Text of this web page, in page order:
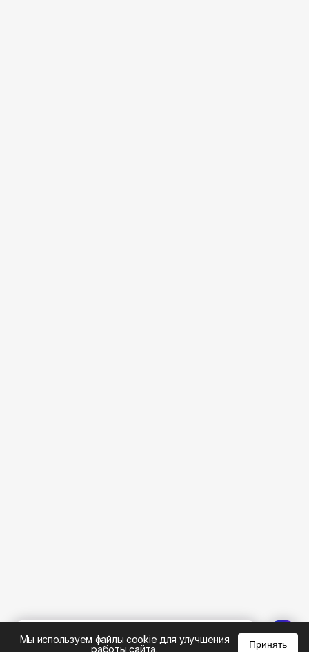
Мы используем файлы cookie для улучшения
работы сайта.
Принять